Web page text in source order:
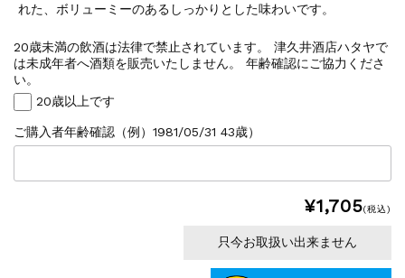
れた、ボリューミーのあるしっかりとした味わいです。
20歳未満の飲酒は法律で禁止されています。 津久井酒店ハタヤで
は未成年者へ酒類を販売いたしません。 年齢確認にご協力くださ
い。
20歳以上です
ご購入者年齢確認（例）1981/05/31 43歳）
¥1,705(税込)
只今お取扱い出来ません